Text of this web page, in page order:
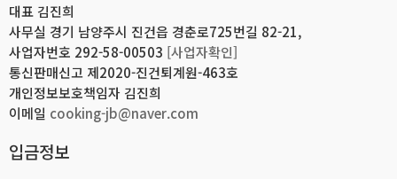
대표 김진희
사무실 경기 남양주시 진건읍 경춘로725번길 82-21,
사업자번호 292-58-00503 [사업자확인]
통신판매신고 제2020-진건퇴계원-463호
개인정보보호책임자 김진희
이메일 cooking-jb@naver.com
입금정보